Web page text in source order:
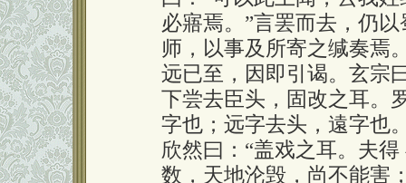
必寤焉。”言罢而去，仍
师，以事及所寄之缄奏焉
远已至，因即引谒。玄宗
下尝去臣头，固改之耳。
字也；远字去头，遠字也
欣然曰：“盖戏之耳。夫
数，天地沦毁，尚不能害